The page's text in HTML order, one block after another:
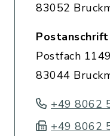
83052
Postanschrift
Postfach 1149
83044
+49 8062
+49 8062